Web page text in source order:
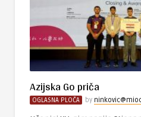
Azijska Go priča
OGLASNA PLOČA by